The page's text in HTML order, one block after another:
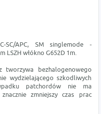
SC/APC, SM singlemode -
LSZH włókno G652D 1m.
tworzywa bezhalogenowego
wydzielającego szkodliwych
patchordów nie ma
zmniejszy czas prac